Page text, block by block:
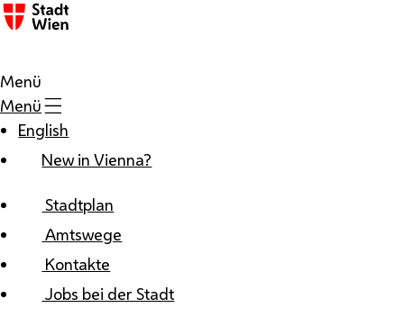
Zum Inhalt
Menü
Menü
English
New in Vienna?
Stadtplan
Amtswege
Kontakte
Jobs bei der Stadt